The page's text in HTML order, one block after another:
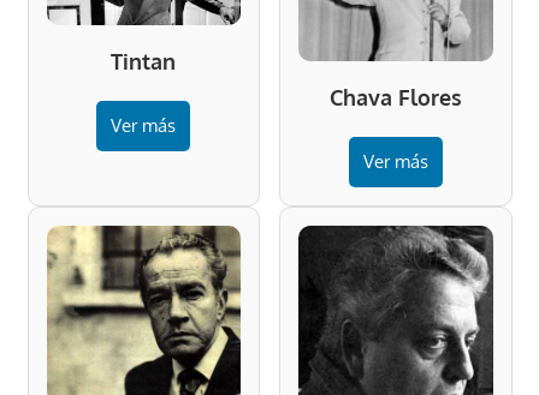
Tintan
Ver más
Chava Flores
Ver más